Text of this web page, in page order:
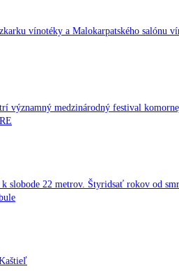
vínotéky a Malokarpatského salónu
významný medzinárodný festival
slobode 22 metrov. Štyridsať rokov od